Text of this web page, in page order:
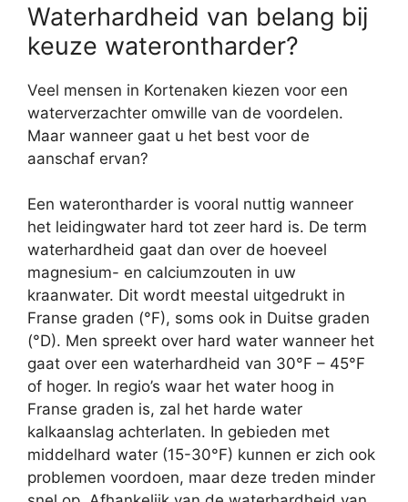
Waterhardheid van belang bij
keuze waterontharder?
Veel mensen in Kortenaken kiezen voor een
waterverzachter omwille van de voordelen.
Maar wanneer gaat u het best voor de
aanschaf ervan?
Een waterontharder is vooral nuttig wanneer
het leidingwater hard tot zeer hard is. De term
waterhardheid gaat dan over de hoeveel
magnesium- en calciumzouten in uw
kraanwater. Dit wordt meestal uitgedrukt in
Franse graden (°F), soms ook in Duitse graden
(°D). Men spreekt over hard water wanneer het
gaat over een waterhardheid van 30°F – 45°F
of hoger. In regio’s waar het water hoog in
Franse graden is, zal het harde water
kalkaanslag achterlaten. In gebieden met
middelhard water (15-30°F) kunnen er zich ook
problemen voordoen, maar deze treden minder